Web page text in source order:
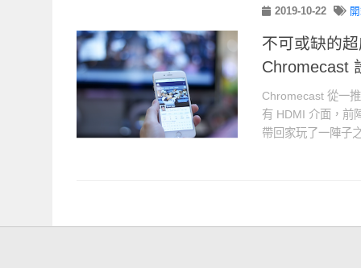
2019-10-22
不可或缺的
Chromecast
Chromecast 從一
有 HDMI 介面，前
帶回家玩了一陣子